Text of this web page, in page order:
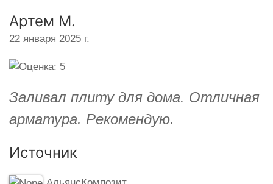
Артем М.
22 января 2025 г.
Заливал плиту для дома. Отличная
арматура. Рекомендую.
Источник